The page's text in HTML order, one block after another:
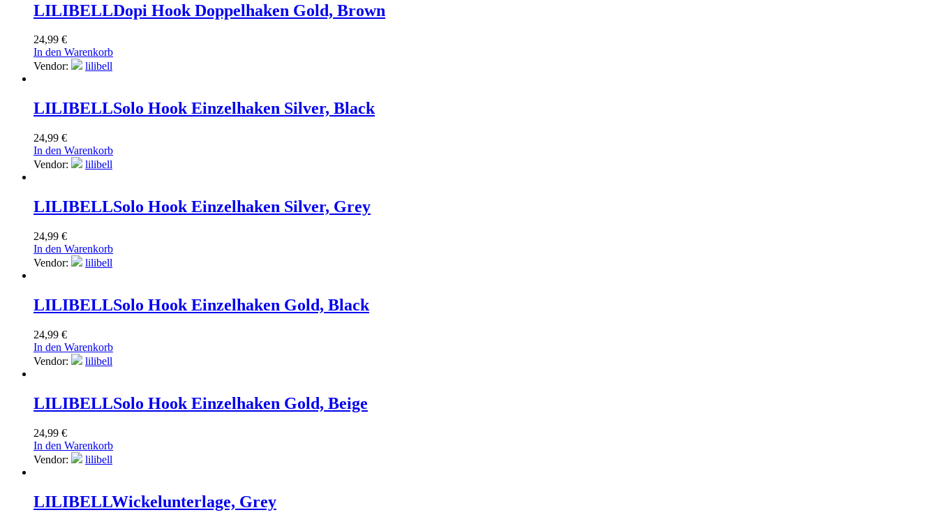
LILIBELLDopi Hook Doppelhaken Gold, Brown
24,99 €
In den Warenkorb
Vendor:
lilibell
LILIBELLSolo Hook Einzelhaken Silver, Black
24,99 €
In den Warenkorb
Vendor:
lilibell
LILIBELLSolo Hook Einzelhaken Silver, Grey
24,99 €
In den Warenkorb
Vendor:
lilibell
LILIBELLSolo Hook Einzelhaken Gold, Black
24,99 €
In den Warenkorb
Vendor:
lilibell
LILIBELLSolo Hook Einzelhaken Gold, Beige
24,99 €
In den Warenkorb
Vendor:
lilibell
LILIBELLWickelunterlage, Grey